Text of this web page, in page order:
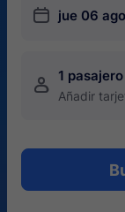
󱎗 jue 06 ago
󱍂 1
Añadir